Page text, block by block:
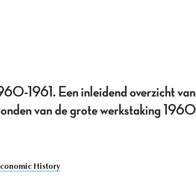
1961. Een inleidend overzicht
van de grote werkstaking
History